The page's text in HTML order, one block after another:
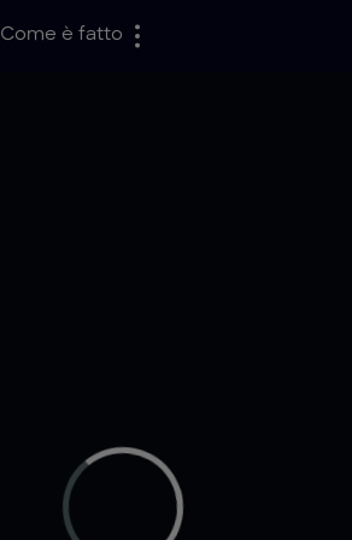
Come è fatto